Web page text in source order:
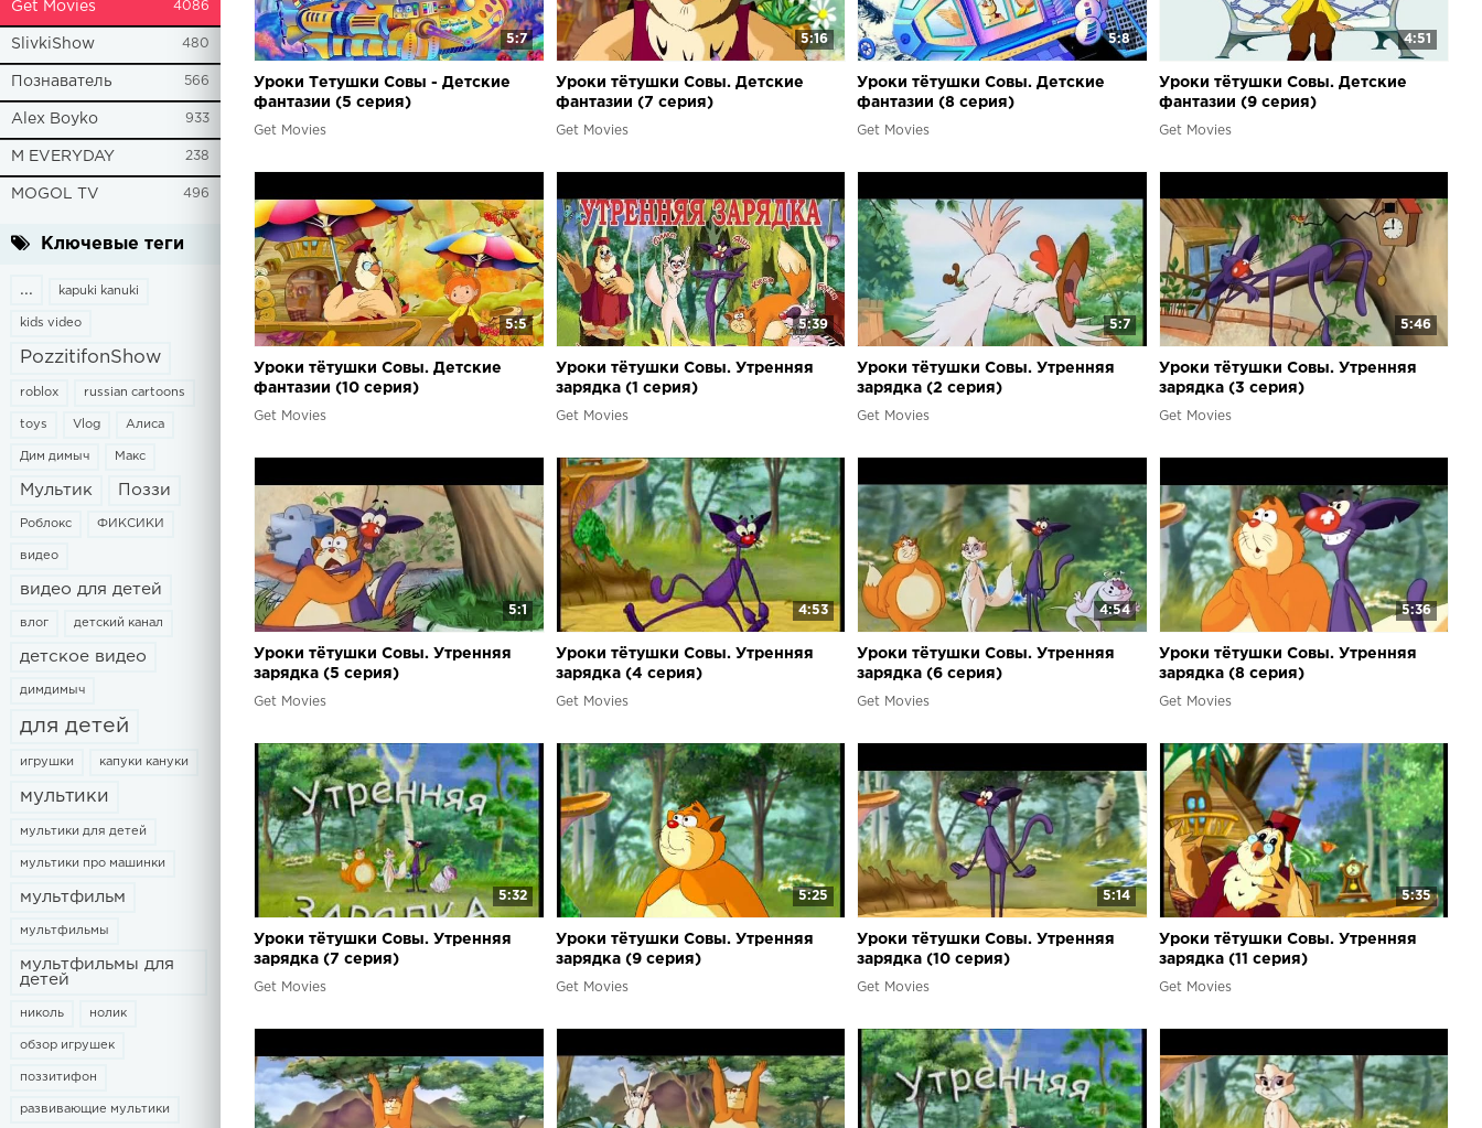
Get Movies 4086
SlivkiShow 480
Познаватель 566
Alex Boyko 933
M EVERYDAY 238
MOGOL TV 496
Ключевые теги
... kapuki kanuki
kids video
PozzitifonShow
roblox russian cartoons
toys Vlog Алиса
Дим димыч Макс
Мультик Поззи
Роблокс ФИКСИКИ
видео
видео для детей
влог детский канал
детское видео
димдимыч
для детей
игрушки капуки кануки
мультики
мультики для детей
мультики про машинки
мультфильм
мультфильмы
мультфильмы для
детей
николь нолик
обзор игрушек
поззитифон
развивающие мультики
5:7
Уроки Тетушки Совы - Детские
фантазии (5 серия)
Get Movies
5:16
Уроки тётушки Совы. Детские
фантазии (7 серия)
Get Movies
5:8
Уроки тётушки Совы. Детские
фантазии (8 серия)
Get Movies
4:51
Уроки тётушки Совы. Детские
фантазии (9 серия)
Get Movies
5:5
Уроки тётушки Совы. Детские
фантазии (10 серия)
Get Movies
5:39
Уроки тётушки Совы. Утренняя
зарядка (1 серия)
Get Movies
5:7
Уроки тётушки Совы. Утренняя
зарядка (2 cерия)
Get Movies
5:46
Уроки тётушки Совы. Утренняя
зарядка (3 cерия)
Get Movies
5:1
Уроки тётушки Совы. Утренняя
зарядка (5 серия)
Get Movies
4:53
Уроки тётушки Совы. Утренняя
зарядка (4 серия)
Get Movies
4:54
Уроки тётушки Совы. Утренняя
зарядка (6 серия)
Get Movies
5:36
Уроки тётушки Совы. Утренняя
зарядка (8 серия)
Get Movies
5:32
Уроки тётушки Совы. Утренняя
зарядка (7 серия)
Get Movies
5:25
Уроки тётушки Совы. Утренняя
зарядка (9 серия)
Get Movies
5:14
Уроки тётушки Совы. Утренняя
зарядка (10 серия)
Get Movies
5:35
Уроки тётушки Совы. Утренняя
зарядка (11 серия)
Get Movies